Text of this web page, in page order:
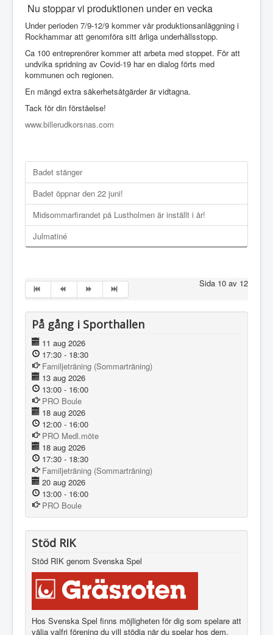
Nu stoppar vi produktionen under en vecka
Under perioden 7/9-12/9 kommer vår produktionsanläggning i
Rockhammar att genomföra sitt årliga underhållsstopp.
Ca 100 entreprenörer kommer att arbeta med stoppet. För att
undvika spridning av Covid-19 har en dialog förts med
kommunen och regionen.
En mängd extra säkerhetsåtgärder är vidtagna.
Tack för din förståelse!
www.billerudkorsnas.com
Badet stänger
Badet öppnar den 22 juni!
Midsommarfirandet på Lustholmen är inställt i år!
Julmatiné
Sida 10 av 12
På gång i Sporthallen
11 aug 2026
17:30 - 18:30
Familjeträning (Sommarträning)
13 aug 2026
13:00 - 16:00
PRO Boule
18 aug 2026
12:00 - 16:00
PRO Medl.möte
18 aug 2026
17:30 - 18:30
Familjeträning (Sommarträning)
20 aug 2026
13:00 - 16:00
PRO Boule
Stöd RIK
Stöd RIK genom Svenska Spel
Hos Svenska Spel finns möjligheten för dig som spelare att
välja valfri förening du vill stödja när du spelar hos dem.